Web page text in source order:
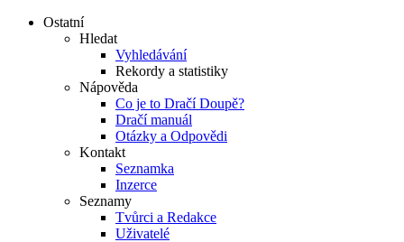
Ostatní
Hledat
Vyhledávání
Rekordy a statistiky
Nápověda
Co je to Dračí Doupě?
Dračí manuál
Otázky a Odpovědi
Kontakt
Seznamka
Inzerce
Seznamy
Tvůrci a Redakce
Uživatelé